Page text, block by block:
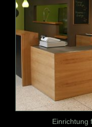
Einrichtung